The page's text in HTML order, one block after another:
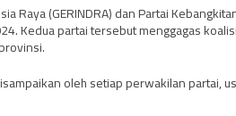
Raya (GERINDRA) dan Partai
Kedua partai tersebut menggagas
oleh setiap perwakilan partai,